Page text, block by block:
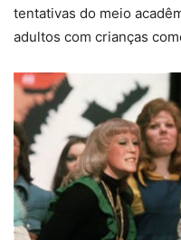
tentativas do meio
adultos com crianças